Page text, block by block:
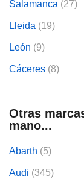
Salamanca (27)
Lleida (19)
León (9)
Cáceres (8)
Otras
mano...
Abarth (5)
Audi (345)